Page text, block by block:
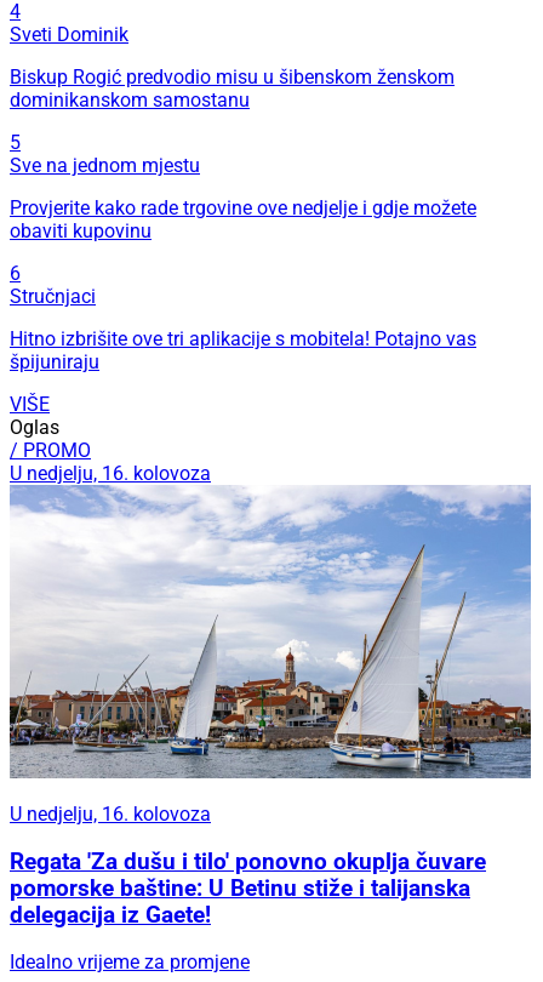
4
Sveti Dominik
Biskup Rogić predvodio misu u šibenskom ženskom
dominikanskom samostanu
5
Sve na jednom mjestu
Provjerite kako rade trgovine ove nedjelje i gdje možete
obaviti kupovinu
6
Stručnjaci
Hitno izbrišite ove tri aplikacije s mobitela! Potajno vas
špijuniraju
VIŠE
Oglas
/ PROMO
U nedjelju, 16. kolovoza
U nedjelju, 16. kolovoza
Regata 'Za dušu i tilo' ponovno okuplja čuvare
pomorske baštine: U Betinu stiže i talijanska
delegacija iz Gaete!
Idealno vrijeme za promjene